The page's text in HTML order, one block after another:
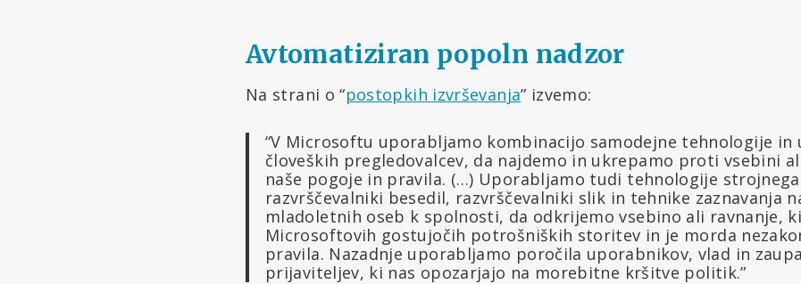
Avtomatiziran popoln nadzor
Na strani o “postopkih izvrševanja” izvemo:
“V Microsoftu uporabljamo kombinacijo samodejne tehnologije in
človeških pregledovalcev, da najdemo in ukrepamo proti vsebini
naše pogoje in pravila. (…) Uporabljamo tudi tehnologije
razvrščevalniki besedil, razvrščevalniki slik in tehnike zaznavanja
mladoletnih oseb k spolnosti, da odkrijemo vsebino ali ravnanje,
Microsoftovih gostujočih potrošniških storitev in je morda
pravila. Nazadnje uporabljamo poročila uporabnikov, vlad in
prijaviteljev, ki nas opozarjajo na morebitne kršitve politik.”